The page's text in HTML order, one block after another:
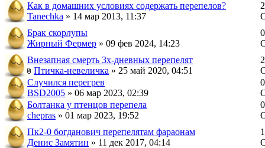
Как в домашних условиях содержать перепелов?
Tanechka » 14 мар 2013, 11:37
Брак скорлупы
Жирный Фермер » 09 фев 2024, 14:23
0
Внезапная смерть 3х-дневных перепелят
Птичка-невеличка » 25 май 2020, 04:51
2
Случился перегрев
BSD2005 » 06 мар 2023, 02:39
0
Болтанка у птенцов перепела
chepras » 01 мар 2023, 19:52
0
Пк2-0 богданович перепелятам фараонам
Денис Замятин » 11 дек 2017, 04:14
1